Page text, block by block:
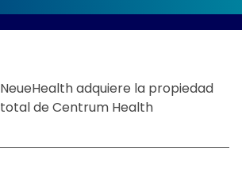
NeueHealth adquiere la propiedad
total de Centrum Health